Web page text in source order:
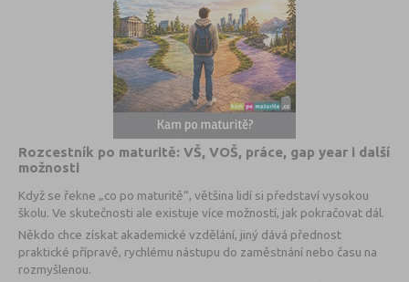
Rozcestník po maturitě: VŠ, VOŠ, práce, gap year i další
možnosti
Když se řekne „co po maturitě“, většina lidí si představí vysokou
školu. Ve skutečnosti ale existuje více možností, jak pokračovat dál.
Někdo chce získat akademické vzdělání, jiný dává přednost
praktické přípravě, rychlému nástupu do zaměstnání nebo času na
rozmyšlenou.